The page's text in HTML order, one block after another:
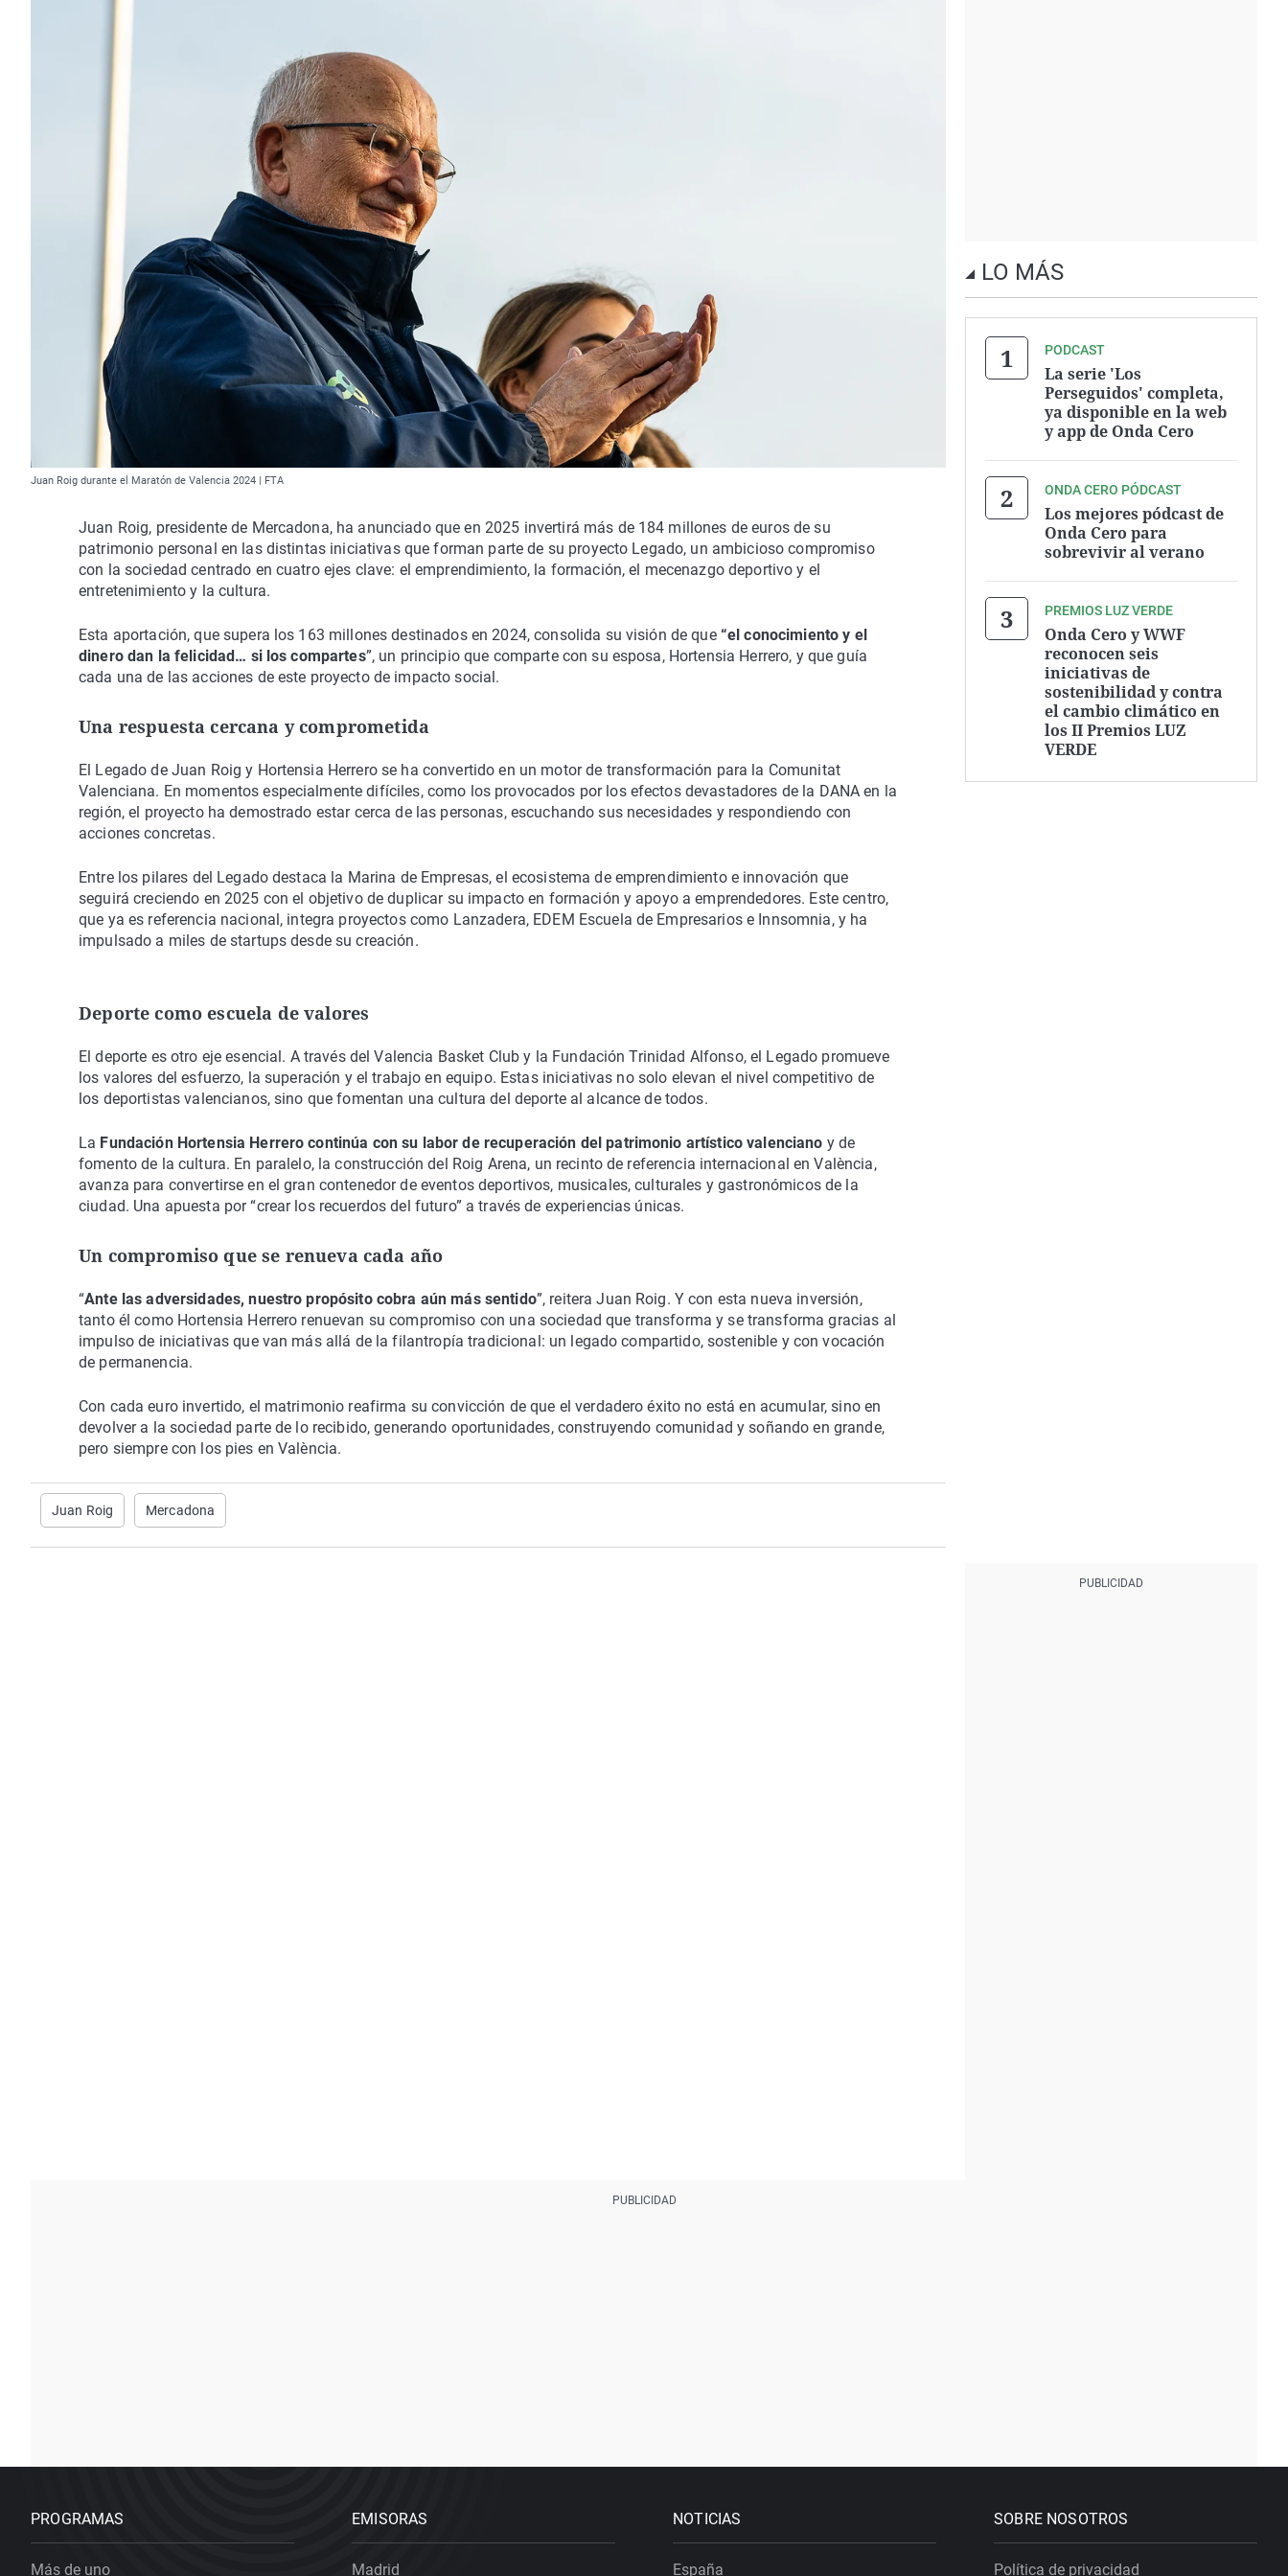
Juan Roig durante el Maratón de Valencia 2024 | FTA
Juan Roig, presidente de Mercadona, ha anunciado que en 2025 invertirá más de 184 millones de euros de su
patrimonio personal en las distintas iniciativas que forman parte de su proyecto Legado, un ambicioso compromiso
con la sociedad centrado en cuatro ejes clave: el emprendimiento, la formación, el mecenazgo deportivo y el
entretenimiento y la cultura.
Esta aportación, que supera los 163 millones destinados en 2024, consolida su visión de que “el conocimiento y el
dinero dan la felicidad… si los compartes”, un principio que comparte con su esposa, Hortensia Herrero, y que guía
cada una de las acciones de este proyecto de impacto social.
Una respuesta cercana y comprometida
El Legado de Juan Roig y Hortensia Herrero se ha convertido en un motor de transformación para la Comunitat
Valenciana. En momentos especialmente difíciles, como los provocados por los efectos devastadores de la DANA en la
región, el proyecto ha demostrado estar cerca de las personas, escuchando sus necesidades y respondiendo con
acciones concretas.
Entre los pilares del Legado destaca la Marina de Empresas, el ecosistema de emprendimiento e innovación que
seguirá creciendo en 2025 con el objetivo de duplicar su impacto en formación y apoyo a emprendedores. Este centro,
que ya es referencia nacional, integra proyectos como Lanzadera, EDEM Escuela de Empresarios e Innsomnia, y ha
impulsado a miles de startups desde su creación.
Deporte como escuela de valores
El deporte es otro eje esencial. A través del Valencia Basket Club y la Fundación Trinidad Alfonso, el Legado promueve
los valores del esfuerzo, la superación y el trabajo en equipo. Estas iniciativas no solo elevan el nivel competitivo de
los deportistas valencianos, sino que fomentan una cultura del deporte al alcance de todos.
La Fundación Hortensia Herrero continúa con su labor de recuperación del patrimonio artístico valenciano y de
fomento de la cultura. En paralelo, la construcción del Roig Arena, un recinto de referencia internacional en València,
avanza para convertirse en el gran contenedor de eventos deportivos, musicales, culturales y gastronómicos de la
ciudad. Una apuesta por “crear los recuerdos del futuro” a través de experiencias únicas.
Un compromiso que se renueva cada año
“Ante las adversidades, nuestro propósito cobra aún más sentido”, reitera Juan Roig. Y con esta nueva inversión,
tanto él como Hortensia Herrero renuevan su compromiso con una sociedad que transforma y se transforma gracias al
impulso de iniciativas que van más allá de la filantropía tradicional: un legado compartido, sostenible y con vocación
de permanencia.
Con cada euro invertido, el matrimonio reafirma su convicción de que el verdadero éxito no está en acumular, sino en
devolver a la sociedad parte de lo recibido, generando oportunidades, construyendo comunidad y soñando en grande,
pero siempre con los pies en València.
Juan Roig Mercadona
LO MÁS
PODCAST
La serie 'Los
Perseguidos' completa,
ya disponible en la web
y app de Onda Cero
ONDA CERO PÓDCAST
Los mejores pódcast de
Onda Cero para
sobrevivir al verano
PREMIOS LUZ VERDE
Onda Cero y WWF
reconocen seis
iniciativas de
sostenibilidad y contra
el cambio climático en
los II Premios LUZ
VERDE
PROGRAMAS
Más de uno
EMISORAS
Madrid
NOTICIAS
España
SOBRE NOSOTROS
Política de privacidad